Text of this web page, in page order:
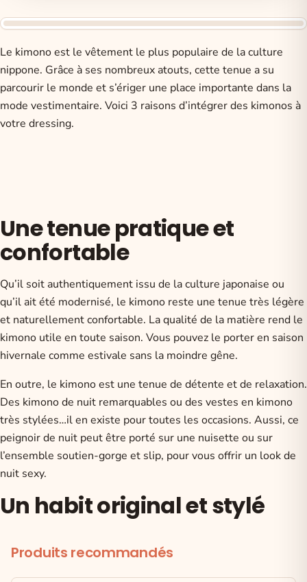
Le kimono est le vêtement le plus populaire de la culture
nippone. Grâce à ses nombreux atouts, cette tenue a su
parcourir le monde et s’ériger une place importante dans la
mode vestimentaire. Voici 3 raisons d’intégrer des kimonos à
votre dressing.
Une tenue pratique et
confortable
Qu’il soit authentiquement issu de la culture japonaise ou
qu’il ait été modernisé, le kimono reste une tenue très légère
et naturellement confortable. La qualité de la matière rend le
kimono utile en toute saison. Vous pouvez le porter en saison
hivernale comme estivale sans la moindre gêne.
En outre, le kimono est une tenue de détente et de relaxation.
Des kimono de nuit remarquables ou des vestes en kimono
très stylées…il en existe pour toutes les occasions. Aussi, ce
peignoir de nuit peut être porté sur une nuisette ou sur
l’ensemble soutien-gorge et slip, pour vous offrir un look de
nuit sexy.
Un habit original et stylé
Produits recommandés